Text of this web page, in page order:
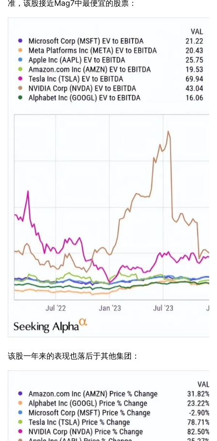
准，该股接近Mag7中最便宜的股票：
该股一年来的表现也落后于其他集团：